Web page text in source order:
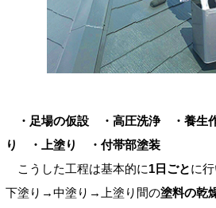
・足場の仮設 ・高圧洗浄 ・養
り ・上塗り ・付帯部塗装
こうした工程は基本的に1日ごとに
下塗り→中塗り→上塗り間の塗料の乾